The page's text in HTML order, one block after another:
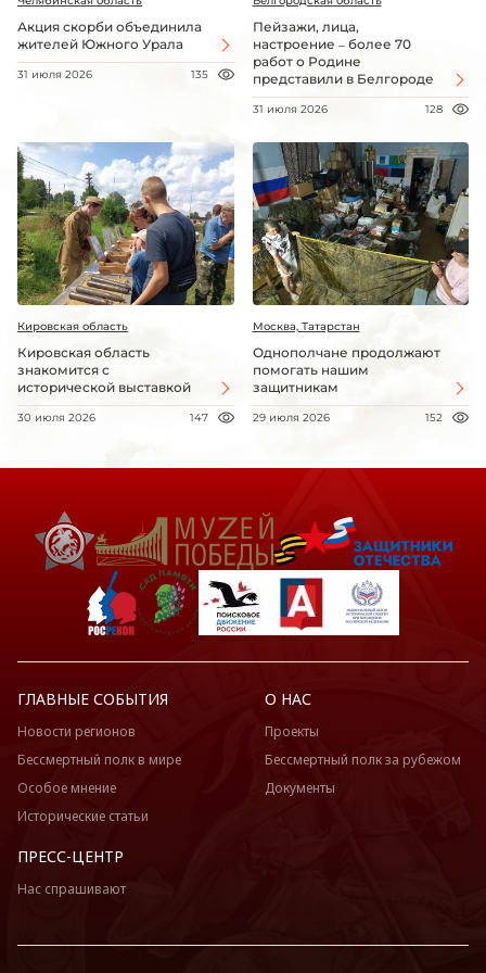
Акция скорби объединила
жителей Южного Урала
31 июля 2026 135
Пейзажи, лица,
настроение – более 70
работ о Родине
представили в Белгороде
31 июля 2026 128
Кировская область
Кировская область
знакомится с
исторической выставкой
30 июля 2026 147
Москва, Татарстан
Однополчане продолжают
помогать нашим
защитникам
29 июля 2026 152
ГЛАВНЫЕ СОБЫТИЯ
Новости регионов
Бессмертный полк в мире
Особое мнение
Исторические статьи
О НАС
Проекты
Бессмертный полк за рубежом
Документы
ПРЕСС-ЦЕНТР
Нас спрашивают